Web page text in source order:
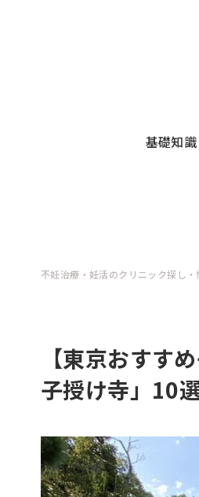
基礎知識
不妊治療・妊活のクリニック探し
【東京おすす
子授け寺」10